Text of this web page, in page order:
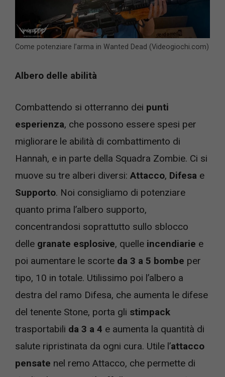
Come potenziare l’arma in Wanted Dead (Videogiochi.com)
Albero delle abilità
Combattendo si otterranno dei punti
esperienza, che possono essere spesi per
migliorare le abilità di combattimento di
Hannah, e in parte della Squadra Zombie. Ci si
muove su tre alberi diversi: Attacco, Difesa e
Supporto. Noi consigliamo di potenziare
quanto prima l’albero supporto,
concentrandosi soprattutto sullo sblocco
delle granate esplosive, quelle incendiarie e
poi aumentare le scorte da 3 a 5 bombe per
tipo, 10 in totale. Utilissimo poi l’albero a
destra del ramo Difesa, che aumenta le difese
del tenente Stone, porta gli stimpack
trasportabili da 3 a 4 e aumenta la quantità di
salute ripristinata da ogni cura. Utile l’attacco
pensate nel remo Attacco, che permette di